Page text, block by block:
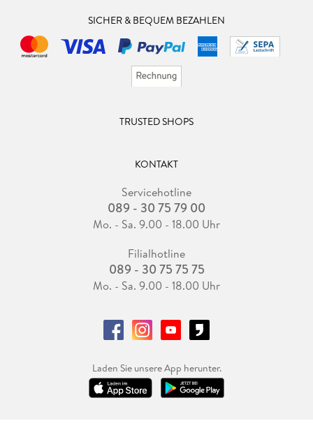
SICHER & BEQUEM BEZAHLEN
TRUSTED SHOPS
KONTAKT
Servicehotline
089 - 30 75 79 00
Mo. - Sa. 9.00 - 18.00 Uhr
Filialhotline
089 - 30 75 75 75
Mo. - Sa. 9.00 - 18.00 Uhr
Laden Sie unsere App herunter.